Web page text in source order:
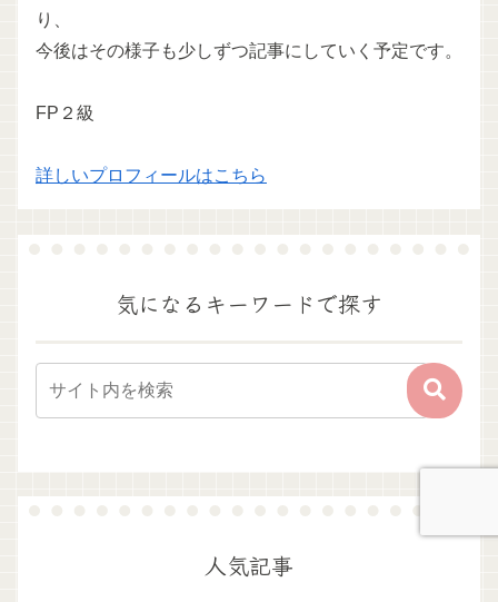
り、
今後はその様子も少しずつ記事にしていく予定です。
FP２級
詳しいプロフィールはこちら
気になるキーワードで探す
人気記事